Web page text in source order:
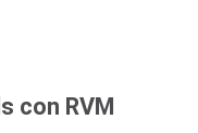
con RVM